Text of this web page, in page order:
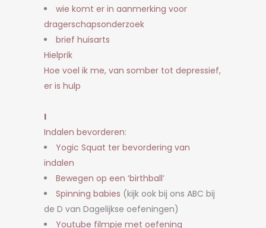
wie komt er in aanmerking voor
dragerschapsonderzoek
brief huisarts
Hielprik
Hoe voel ik me, van somber tot depressief,
er is hulp
I
Indalen bevorderen:
Yogic Squat ter bevordering van
indalen
Bewegen op een ‘birthball’
Spinning babies (kijk ook bij ons ABC bij
de D van Dagelijkse oefeningen)
Youtube filmpje met oefening